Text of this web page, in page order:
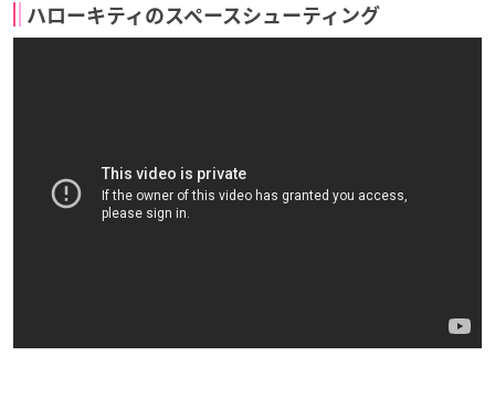
ハローキティのスペースシューティング